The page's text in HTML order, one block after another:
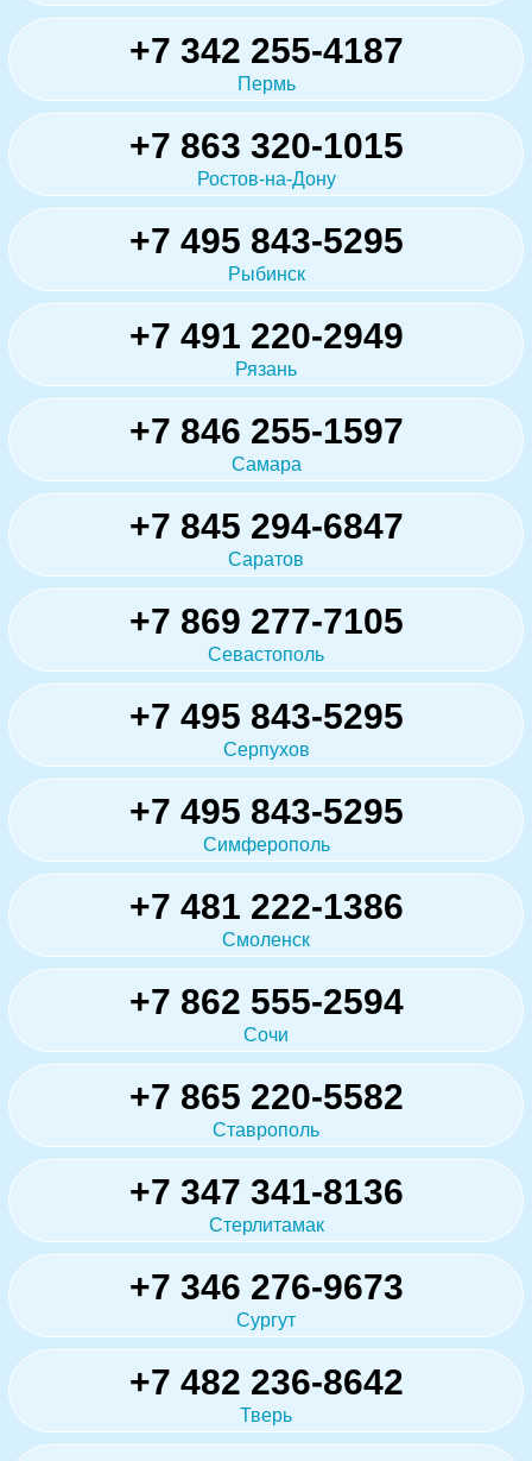
+7 342 255-4187
Пермь
+7 863 320-1015
Ростов-на-Дону
+7 495 843-5295
Рыбинск
+7 491 220-2949
Рязань
+7 846 255-1597
Самара
+7 845 294-6847
Саратов
+7 869 277-7105
Севастополь
+7 495 843-5295
Серпухов
+7 495 843-5295
Симферополь
+7 481 222-1386
Смоленск
+7 862 555-2594
Сочи
+7 865 220-5582
Ставрополь
+7 347 341-8136
Стерлитамак
+7 346 276-9673
Сургут
+7 482 236-8642
Тверь